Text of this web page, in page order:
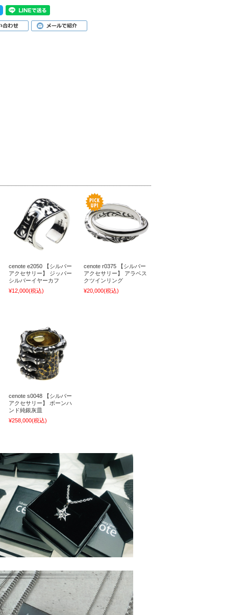
cenote e2050 【シルバー
アクセサリー】 ジッパー
シルバーイヤーカフ
¥12,000(税込)
cenote r0375 【シルバー
アクセサリー】 アラベス
クツインリング
¥20,000(税込)
cenote s0048 【シルバー
アクセサリー】 ボーンハ
ンド純銀灰皿
¥258,000(税込)